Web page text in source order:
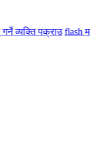
व्यक्ति पक्राउ flashमातृ